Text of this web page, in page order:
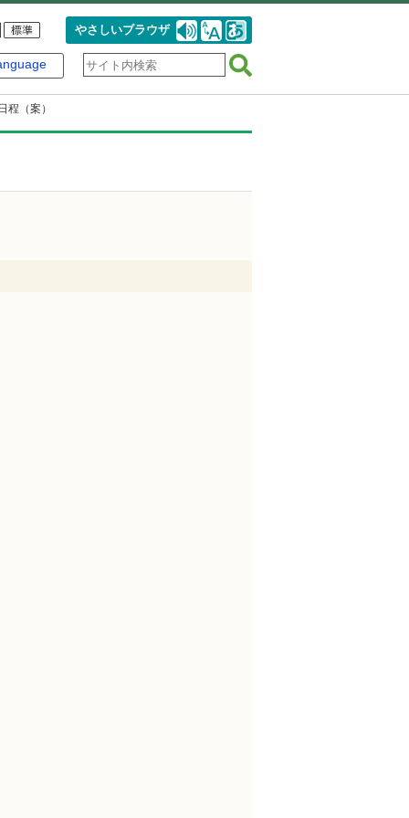
やさしいブラウザ
（案）